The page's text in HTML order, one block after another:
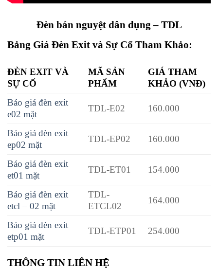
Đèn bán nguyệt dân dụng – TDL
Bảng Giá Đèn Exit và Sự Cố Tham Khảo:
ĐÈN EXIT VÀ
SỰ CỐ
MÃ SẢN
PHẨM
GIÁ THAM
KHẢO (VNĐ)
Báo giá đèn exit
e02 mặt
TDL-E02 160.000
Báo giá đèn exit
ep02 mặt
TDL-EP02 160.000
Báo giá đèn exit
et01 mặt
TDL-ET01 154.000
Báo giá đèn exit
etcl – 02 mặt
TDL-
ETCL02
164.000
Báo giá đèn exit
etp01 mặt
TDL-ETP01 254.000
THÔNG TIN LIÊN HỆ